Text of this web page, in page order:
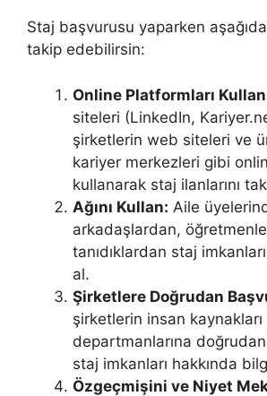
Staj başvurusu yaparken
takip edebilirsin:
Online Platformları
siteleri (LinkedIn,
şirketlerin web siteleri ve
kariyer merkezleri gibi
kullanarak staj ilanlarını
Ağını Kullan: Aile
arkadaşlardan,
tanıdıklardan staj
al.
Şirketlere Doğrudan
şirketlerin insan kaynakları
departmanlarına
staj imkanları hakkında
Özgeçmişini ve Niyet